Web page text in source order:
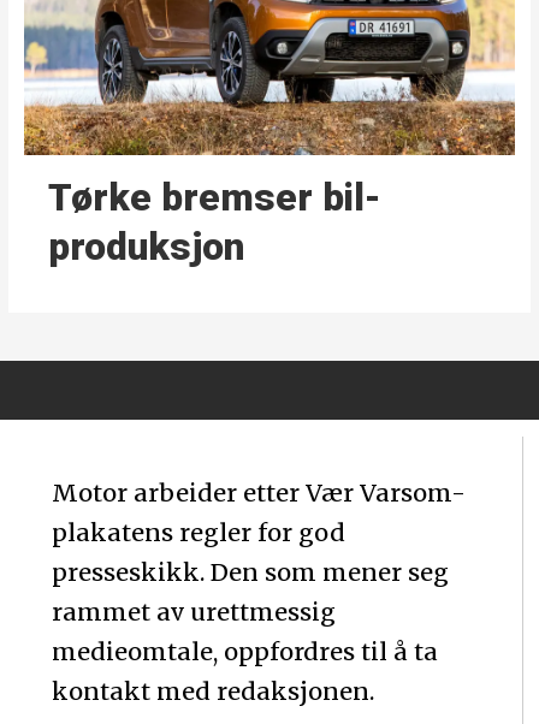
Tørke bremser bil­
produksjon
Motor arbeider etter Vær Varsom-
plakatens regler for god
presseskikk. Den som mener seg
rammet av urettmessig
medieomtale, oppfordres til å ta
kontakt med redaksjonen.